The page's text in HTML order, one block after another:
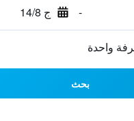
- ج 14/8
بحث